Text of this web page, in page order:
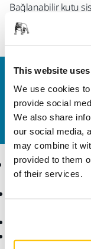
This website
We use cookies
provide social
We also share
our social media,
may combine it
provided to them
of their services.
Bağlanabilir kutu
düzenli ve tek bir
Bize Ulaşın
Daha fazla
iletişime
yanıtlasın.
Ürünler